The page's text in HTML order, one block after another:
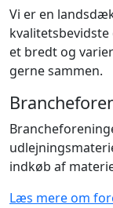
Vi er en
et bredt og
gerne sammen.
indkøb af
Læs mere om